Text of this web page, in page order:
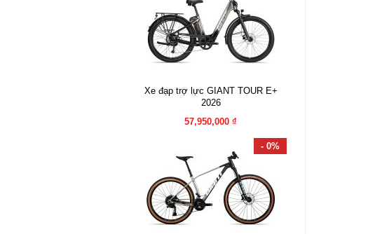
Xe đạp trợ lực GIANT TOUR E+
2026
57,950,000 ₫
- 0%